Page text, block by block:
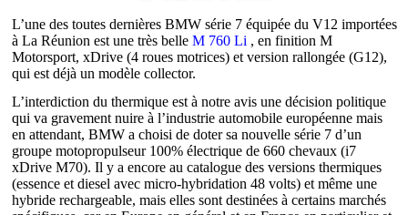
L’une des toutes dernières BMW série 7 équipée du V12 importées
à La Réunion est une très belleM 760 Li , en finition M
Motorsport, xDrive (4 roues motrices) et version rallongée (G12),
qui est déjà un modèle collector.
L’interdiction du thermique est à notre avis une décision politique
qui va gravement nuire à l’industrie automobile européenne mais
en attendant, BMW a choisi de doter sa nouvelle série 7 d’un
groupe motopropulseur 100% électrique de 660 chevaux (i7
xDrive M70). Il y a encore au catalogue des versions thermiques
(essence et diesel avec micro-hybridation 48 volts) et même une
hybride rechargeable, mais elles sont destinées à certains marchés